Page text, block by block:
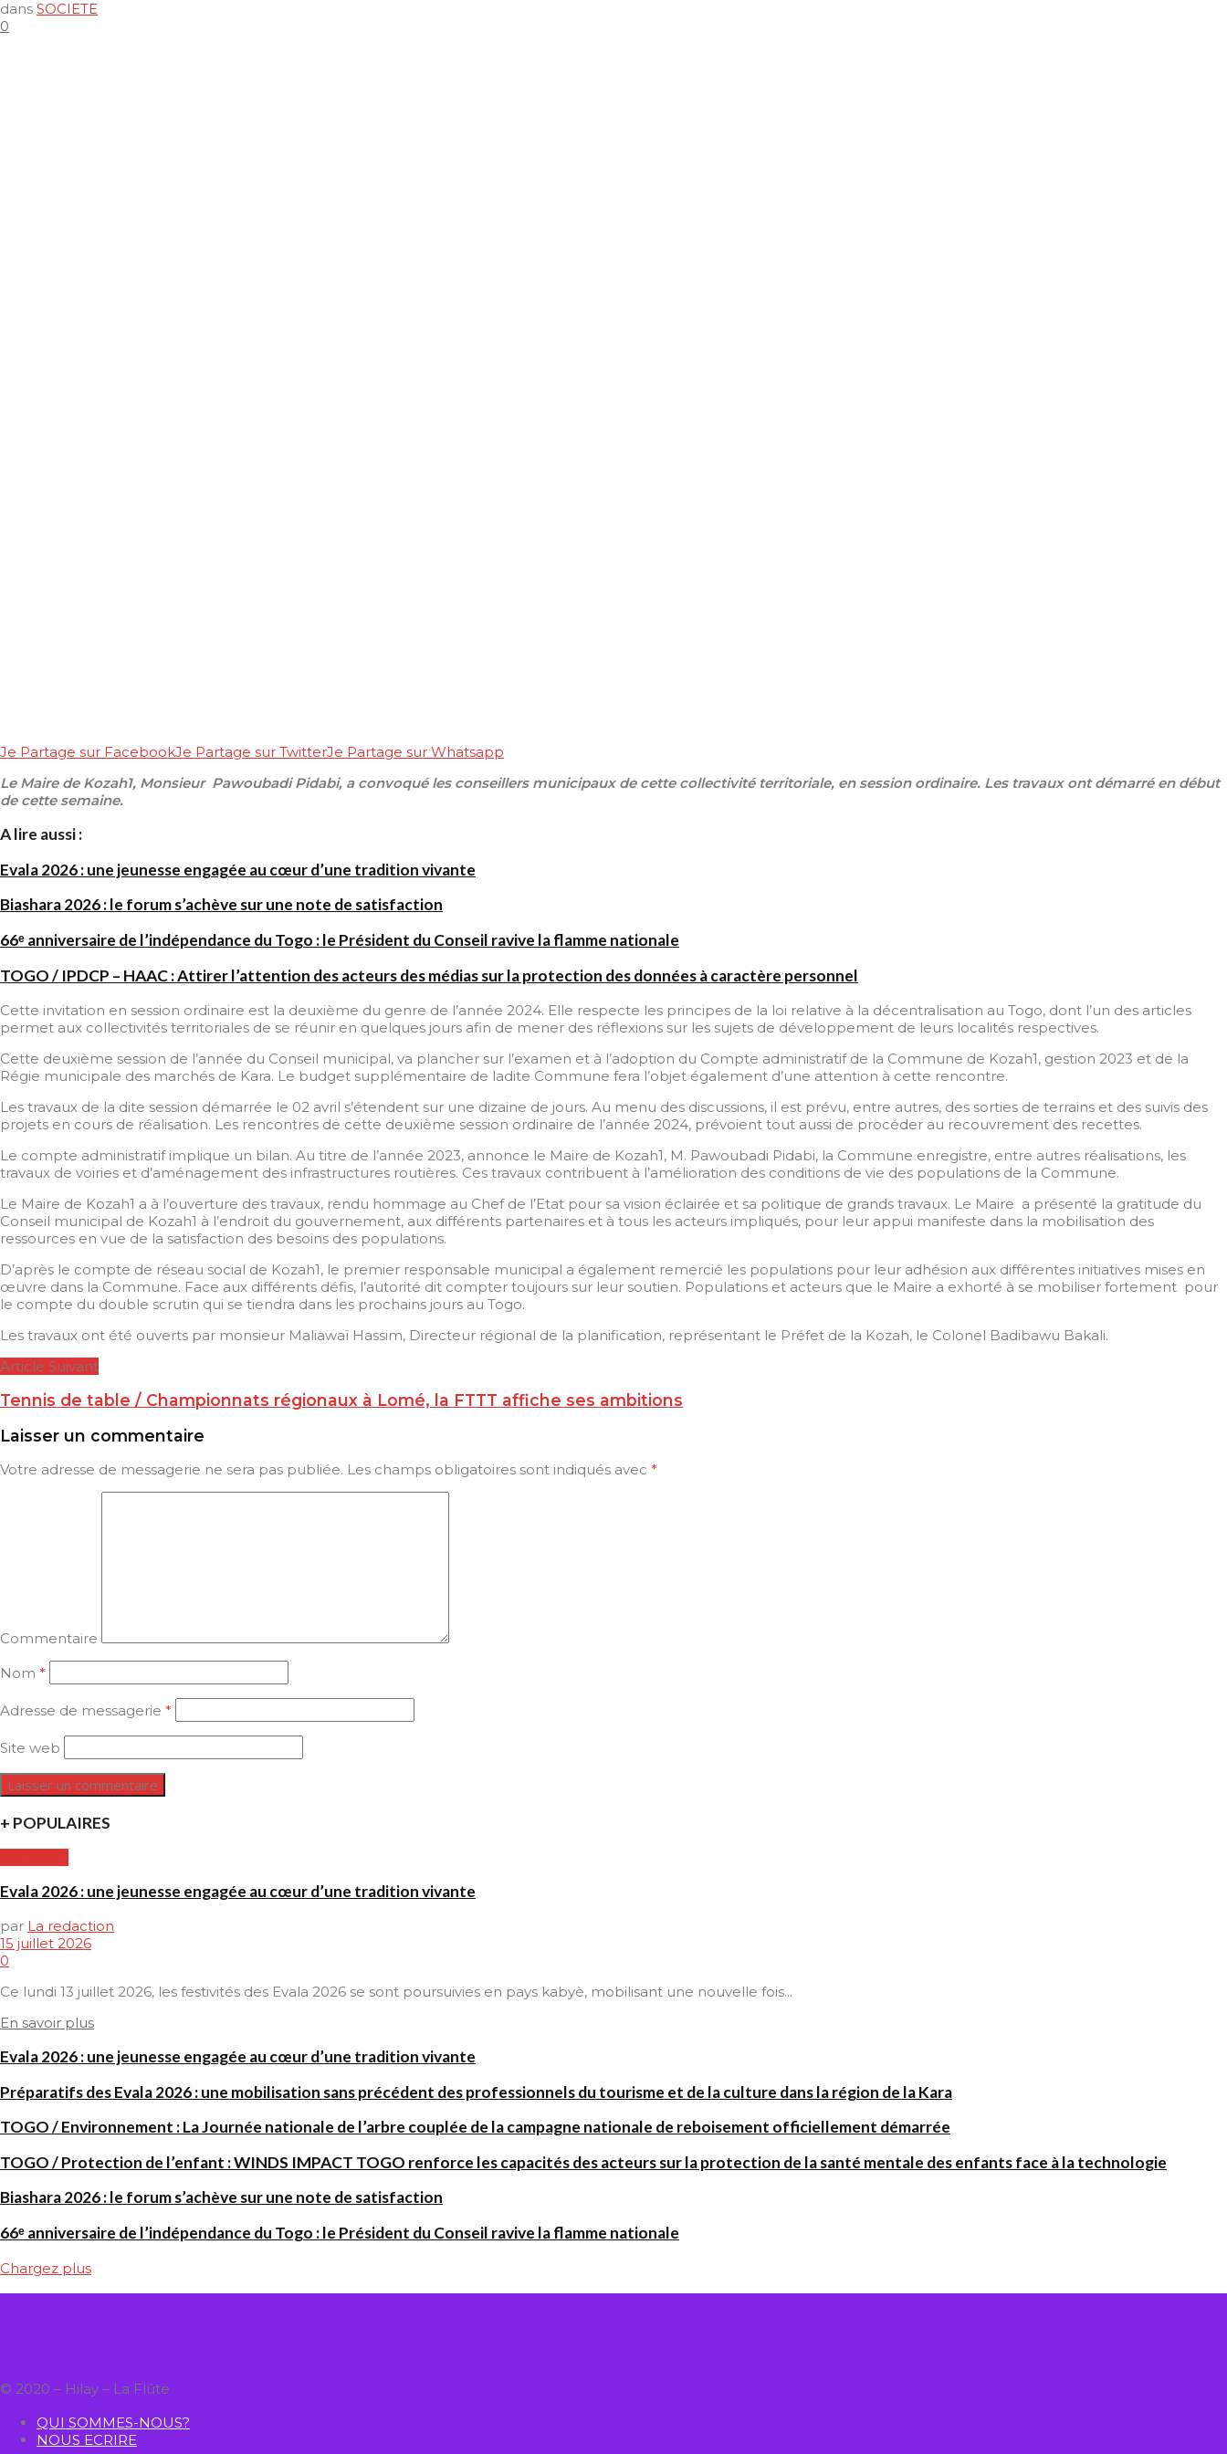
dans SOCIETE
0
Je Partage sur FacebookJe Partage sur TwitterJe Partage sur Whatsapp
Le Maire de Kozah1, Monsieur Pawoubadi Pidabi, a convoqué les conseillers municipaux de cette collectivité territoriale, en session ordinaire. Les travaux ont démarré en début
de cette semaine.
A lire aussi :
Evala 2026 : une jeunesse engagée au cœur d’une tradition vivante
Biashara 2026 : le forum s’achève sur une note de satisfaction
66ᵉ anniversaire de l’indépendance du Togo : le Président du Conseil ravive la flamme nationale
TOGO / IPDCP – HAAC : Attirer l’attention des acteurs des médias sur la protection des données à caractère personnel
Cette invitation en session ordinaire est la deuxième du genre de l’année 2024. Elle respecte les principes de la loi relative à la décentralisation au Togo, dont l’un des articles
permet aux collectivités territoriales de se réunir en quelques jours afin de mener des réflexions sur les sujets de développement de leurs localités respectives.
Cette deuxième session de l’année du Conseil municipal, va plancher sur l’examen et à l’adoption du Compte administratif de la Commune de Kozah1, gestion 2023 et de la
Régie municipale des marchés de Kara. Le budget supplémentaire de ladite Commune fera l’objet également d’une attention à cette rencontre.
Les travaux de la dite session démarrée le 02 avril s’étendent sur une dizaine de jours. Au menu des discussions, il est prévu, entre autres, des sorties de terrains et des suivis des
projets en cours de réalisation. Les rencontres de cette deuxième session ordinaire de l’année 2024, prévoient tout aussi de procéder au recouvrement des recettes.
Le compte administratif implique un bilan. Au titre de l’année 2023, annonce le Maire de Kozah1, M. Pawoubadi Pidabi, la Commune enregistre, entre autres réalisations, les
travaux de voiries et d’aménagement des infrastructures routières. Ces travaux contribuent à l’amélioration des conditions de vie des populations de la Commune.
Le Maire de Kozah1 a à l’ouverture des travaux, rendu hommage au Chef de l’Etat pour sa vision éclairée et sa politique de grands travaux. Le Maire a présenté la gratitude du
Conseil municipal de Kozah1 à l’endroit du gouvernement, aux différents partenaires et à tous les acteurs impliqués, pour leur appui manifeste dans la mobilisation des
ressources en vue de la satisfaction des besoins des populations.
D’après le compte de réseau social de Kozah1, le premier responsable municipal a également remercié les populations pour leur adhésion aux différentes initiatives mises en
œuvre dans la Commune. Face aux différents défis, l’autorité dit compter toujours sur leur soutien. Populations et acteurs que le Maire a exhorté à se mobiliser fortement pour
le compte du double scrutin qui se tiendra dans les prochains jours au Togo.
Les travaux ont été ouverts par monsieur Maliawaï Hassim, Directeur régional de la planification, représentant le Préfet de la Kozah, le Colonel Badibawu Bakali.
Article Suivant
Tennis de table / Championnats régionaux à Lomé, la FTTT affiche ses ambitions
Laisser un commentaire
Votre adresse de messagerie ne sera pas publiée. Les champs obligatoires sont indiqués avec *
Commentaire
Nom *
Adresse de messagerie *
Site web
+ POPULAIRES
Evala 2026 : une jeunesse engagée au cœur d’une tradition vivante
par La redaction
15 juillet 2026
0
Ce lundi 13 juillet 2026, les festivités des Evala 2026 se sont poursuivies en pays kabyè, mobilisant une nouvelle fois...
En savoir plus
Evala 2026 : une jeunesse engagée au cœur d’une tradition vivante
Préparatifs des Evala 2026 : une mobilisation sans précédent des professionnels du tourisme et de la culture dans la région de la Kara
TOGO / Environnement : La Journée nationale de l’arbre couplée de la campagne nationale de reboisement officiellement démarrée
TOGO / Protection de l’enfant : WINDS IMPACT TOGO renforce les capacités des acteurs sur la protection de la santé mentale des enfants face à la technologie
Biashara 2026 : le forum s’achève sur une note de satisfaction
66ᵉ anniversaire de l’indépendance du Togo : le Président du Conseil ravive la flamme nationale
Chargez plus
© 2020 – Hilay – La Flûte
QUI SOMMES-NOUS?
NOUS ECRIRE